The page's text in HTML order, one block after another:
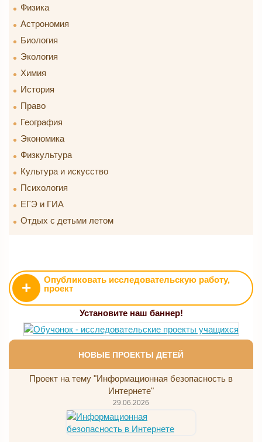
Физика
Астрономия
Биология
Экология
Химия
История
Право
География
Экономика
Физкультура
Культура и искусство
Психология
ЕГЭ и ГИА
Отдых с детьми летом
+
Опубликовать исследовательскую работу,
проект
Установите наш баннер!
НОВЫЕ ПРОЕКТЫ ДЕТЕЙ
Проект на тему "Информационная безопасность в
Интернете"
29.06.2026